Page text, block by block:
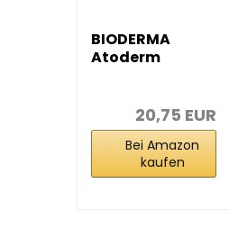
BIODERMA
Atoderm
20,75 EUR
Bei Amazon
kaufen